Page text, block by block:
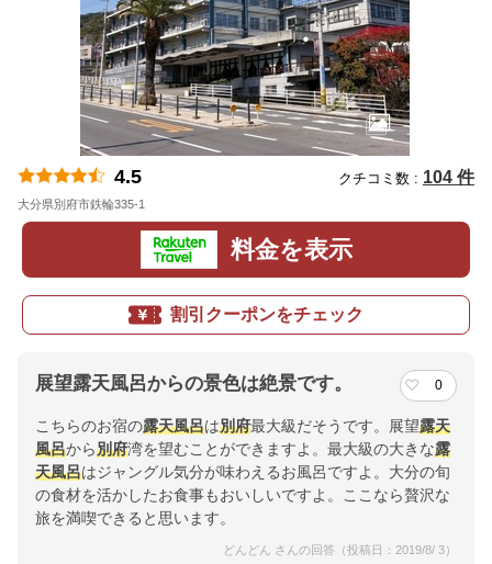
4.5 クチコミ数 : 104 件
大分県別府市鉄輪335-1
料金を表示
割引クーポンをチェック
展望露天風呂からの景色は絶景です。 0
こちらのお宿の露天風呂は別府最大級だそうです。展望露天
風呂から別府湾を望むことができますよ。最大級の大きな露
天風呂はジャングル気分が味わえるお風呂ですよ。大分の旬
の食材を活かしたお食事もおいしいですよ。ここなら贅沢な
旅を満喫できると思います。
どんどん さんの回答（投稿日：2019/8/ 3）